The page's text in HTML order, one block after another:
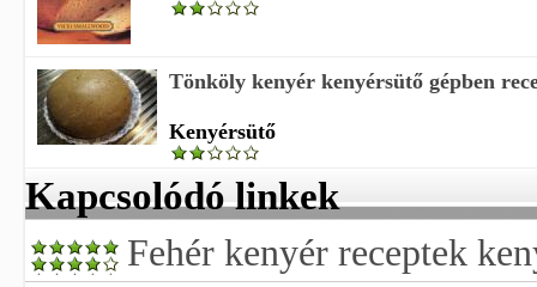
Tönköly kenyér kenyérsütő gépben
Kenyérsütő
Kapcsolódó linkek
Fehér kenyér receptek